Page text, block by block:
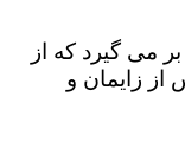
می گیرد که از
از زایمان و